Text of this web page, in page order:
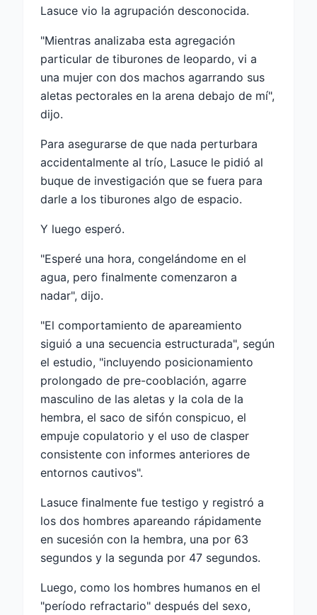
Lasuce vio la agrupación desconocida.
"Mientras analizaba esta agregación
particular de tiburones de leopardo, vi a
una mujer con dos machos agarrando sus
aletas pectorales en la arena debajo de mí",
dijo.
Para asegurarse de que nada perturbara
accidentalmente al trío, Lasuce le pidió al
buque de investigación que se fuera para
darle a los tiburones algo de espacio.
Y luego esperó.
"Esperé una hora, congelándome en el
agua, pero finalmente comenzaron a
nadar", dijo.
"El comportamiento de apareamiento
siguió a una secuencia estructurada", según
el estudio, "incluyendo posicionamiento
prolongado de pre-cooblación, agarre
masculino de las aletas y la cola de la
hembra, el saco de sifón conspicuo, el
empuje copulatorio y el uso de clasper
consistente con informes anteriores de
entornos cautivos".
Lasuce finalmente fue testigo y registró a
los dos hombres apareando rápidamente
en sucesión con la hembra, una por 63
segundos y la segunda por 47 segundos.
Luego, como los hombres humanos en el
"período refractario" después del sexo,